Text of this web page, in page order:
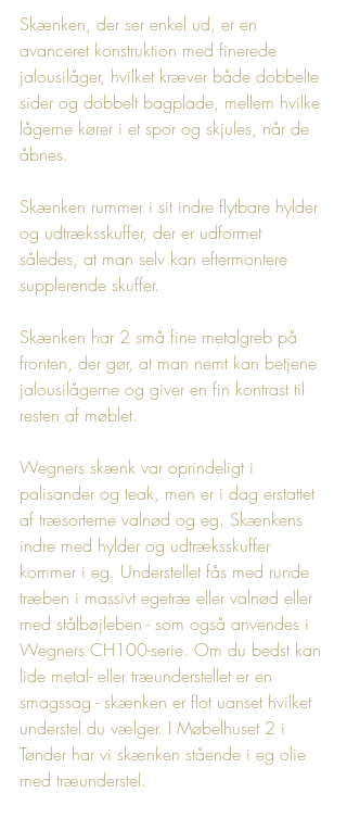
Skænken, der ser enkel ud, er en
avanceret konstruktion med finerede
jalousilåger, hvilket kræver både dobbelte
sider og dobbelt bagplade, mellem hvilke
lågerne kører i et spor og skjules, når de
åbnes.
Skænken rummer i sit indre flytbare hylder
og udtræksskuffer, der er udformet
således, at man selv kan eftermontere
supplerende skuffer.
Skænken har 2 små fine metalgreb på
fronten, der gør, at man nemt kan betjene
jalousilågerne og giver en fin kontrast til
resten af møblet.
Wegners skænk var oprindeligt i
palisander og teak, men er i dag erstattet
af træsorterne valnød og eg. Skænkens
indre med hylder og udtræksskuffer
kommer i eg. Understellet fås med runde
træben i massivt egetræ eller valnød eller
med stålbøjleben - som også anvendes i
Wegners CH100-serie. Om du bedst kan
lide metal- eller træunderstellet er en
smagssag - skænken er flot uanset hvilket
understel du vælger. I Møbelhuset 2 i
Tønder har vi skænken stående i eg olie
med træunderstel.